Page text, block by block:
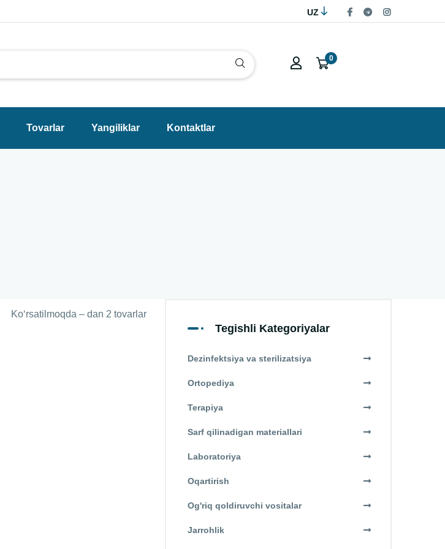
UZ
0
Tovarlar Yangiliklar Kontaktlar
Koʻrsatilmoqda – dan 2 tovarlar
Tegishli Kategoriyalar
Dezinfektsiya va sterilizatsiya
Ortopediya
Terapiya
Sarf qilinadigan materiallari
Laboratoriya
Oqartirish
Og'riq qoldiruvchi vositalar
Jarrohlik